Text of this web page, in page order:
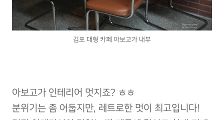
김포 대형 카페 아보고가 내부
아보고가 인테리어 멋지죠? ㅎㅎ
분위기는 좀 어둡지만, 레트로한 멋이 최고입니다!